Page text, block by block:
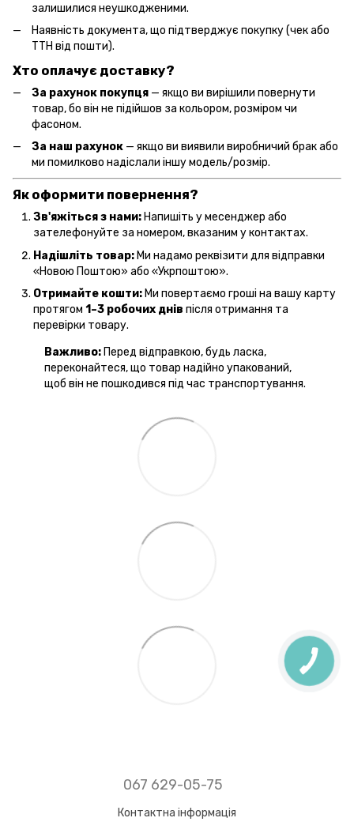
залишилися неушкодженими.
Наявність документа, що підтверджує покупку (чек або
ТТН від пошти).
Хто оплачує доставку?
За рахунок покупця — якщо ви вирішили повернути
товар, бо він не підійшов за кольором, розміром чи
фасоном.
За наш рахунок — якщо ви виявили виробничий брак або
ми помилково надіслали іншу модель/розмір.
Як оформити повернення?
Зв'яжіться з нами: Напишіть у месенджер або
зателефонуйте за номером, вказаним у контактах.
Надішліть товар: Ми надамо реквізити для відправки
«Новою Поштою» або «Укрпоштою».
Отримайте кошти: Ми повертаємо гроші на вашу карту
протягом 1–3 робочих днів після отримання та
перевірки товару.
Важливо: Перед відправкою, будь ласка,
переконайтеся, що товар надійно упакований,
щоб він не пошкодився під час транспортування.
067 629-05-75
Контактна інформація